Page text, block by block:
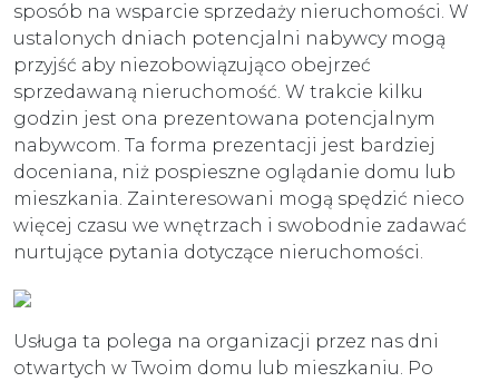
sposób na wsparcie sprzedaży nieruchomości. W
ustalonych dniach potencjalni nabywcy mogą
przyjść aby niezobowiązująco obejrzeć
sprzedawaną nieruchomość. W trakcie kilku
godzin jest ona prezentowana potencjalnym
nabywcom. Ta forma prezentacji jest bardziej
doceniana, niż pospieszne oglądanie domu lub
mieszkania. Zainteresowani mogą spędzić nieco
więcej czasu we wnętrzach i swobodnie zadawać
nurtujące pytania dotyczące nieruchomości.
Usługa ta polega na organizacji przez nas dni
otwartych w Twoim domu lub mieszkaniu. Po